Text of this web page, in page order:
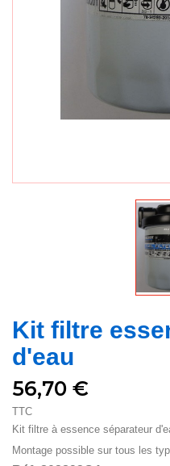
Kit filtre
d'eau
56,70 €
TTC
Kit filtre à essence séparateur
Montage possible sur tous les